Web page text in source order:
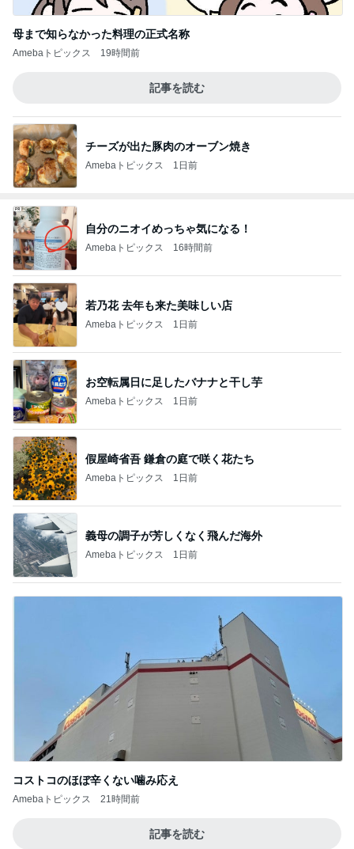
母まで知らなかった料理の正式名称
Amebaトピックス 19時間前
記事を読む
チーズが出た豚肉のオーブン焼き
Amebaトピックス 1日前
自分のニオイめっちゃ気になる！
Amebaトピックス 16時間前
若乃花 去年も来た美味しい店
Amebaトピックス 1日前
お空転属日に足したバナナと干し芋
Amebaトピックス 1日前
假屋崎省吾 鎌倉の庭で咲く花たち
Amebaトピックス 1日前
義母の調子が芳しくなく飛んだ海外
Amebaトピックス 1日前
コストコのほぼ辛くない噛み応え
Amebaトピックス 21時間前
記事を読む